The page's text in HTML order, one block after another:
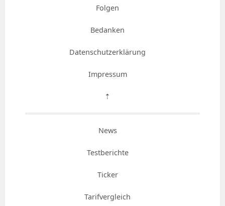
Folgen
Bedanken
Datenschutzerklärung
Impressum
⇡
News
Testberichte
Ticker
Tarifvergleich